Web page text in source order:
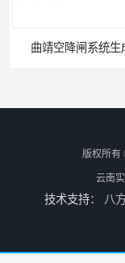
曲靖空降闸系统生成
德宏工业闸门
版权所有
云南
技术支持： 八